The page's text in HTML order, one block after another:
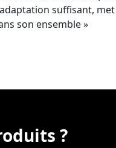
suffisant,
son ensemble »
?